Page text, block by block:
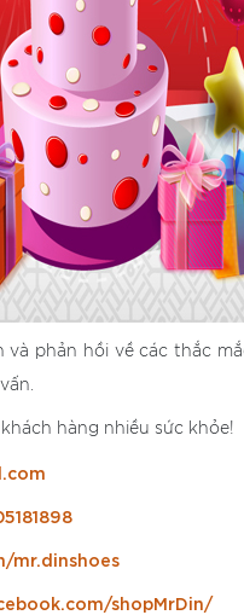
phản hồi về các thắc
hàng nhiều sức khỏe!
mr.dinshoes
shopMrDin/